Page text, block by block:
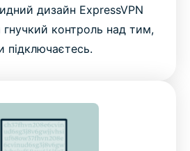
дизайн ExpressVPN
гнучкий контроль над тим,
підключаєтесь.